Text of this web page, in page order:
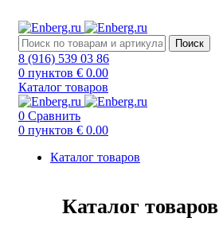
Поиск
8 (916) 539 03 86
0 пунктов € 0.00
Каталог товаров
0 Сравнить
0 пунктов € 0.00
Каталог товаров
Каталог товаров